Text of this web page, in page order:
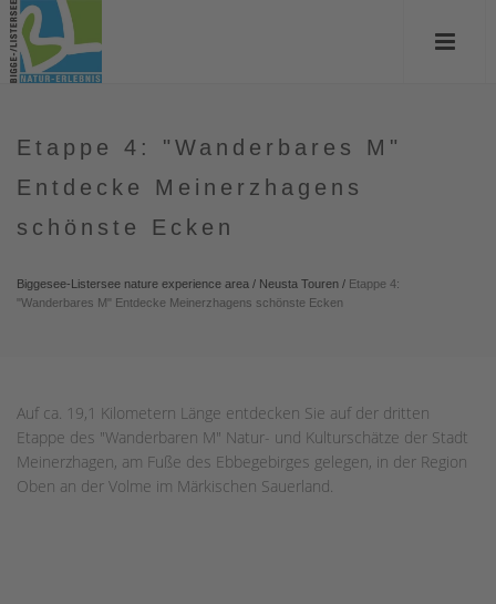
Etappe 4: "Wanderbares M"
Entdecke Meinerzhagens
schönste Ecken
Biggesee-Listersee nature experience area / Neusta Touren / Etappe 4:
"Wanderbares M" Entdecke Meinerzhagens schönste Ecken
Auf ca. 19,1 Kilometern Länge entdecken Sie auf der dritten
Etappe des "Wanderbaren M" Natur- und Kulturschätze der Stadt
Meinerzhagen, am Fuße des Ebbegebirges gelegen, in der Region
Oben an der Volme im Märkischen Sauerland.